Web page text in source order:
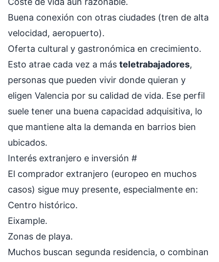
Buena conexión con otras ciudades (tren de alta
velocidad, aeropuerto).
Oferta cultural y gastronómica en crecimiento.
Esto atrae cada vez a más teletrabajadores,
personas que pueden vivir donde quieran y
eligen Valencia por su calidad de vida. Ese perfil
suele tener una buena capacidad adquisitiva, lo
que mantiene alta la demanda en barrios bien
ubicados.
Interés extranjero e inversión #
El comprador extranjero (europeo en muchos
casos) sigue muy presente, especialmente en:
Centro histórico.
Eixample.
Zonas de playa.
Muchos buscan segunda residencia, o combinan